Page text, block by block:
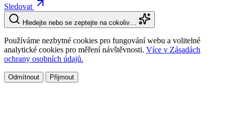
Sledovat
Hledejte nebo se zeptejte na cokoliv…
Používáme nezbytné cookies pro fungování webu a volitelné
analytické cookies pro měření návštěvnosti. Více v Zásadách
ochrany osobních údajů.
Odmítnout Přijmout